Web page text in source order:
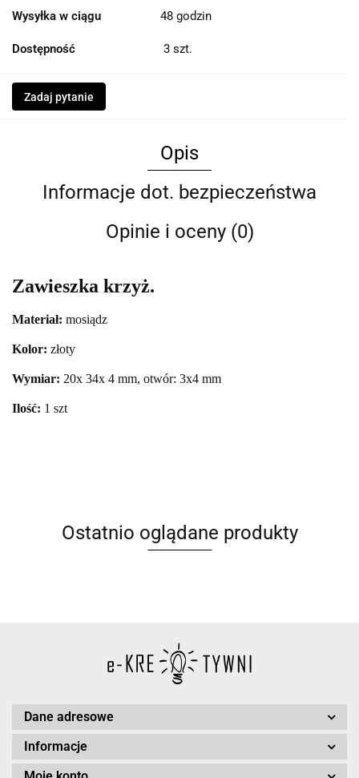
Wysyłka w ciągu 48 godzin
Dostępność 3 szt.
Zadaj pytanie
Opis
Informacje dot. bezpieczeństwa
Opinie i oceny (0)
Zawieszka krzyż.
Materiał: mosiądz
Kolor: złoty
Wymiar: 20x 34x 4 mm, otwór: 3x4 mm
Ilość: 1 szt
Ostatnio oglądane produkty
Dane adresowe
Informacje